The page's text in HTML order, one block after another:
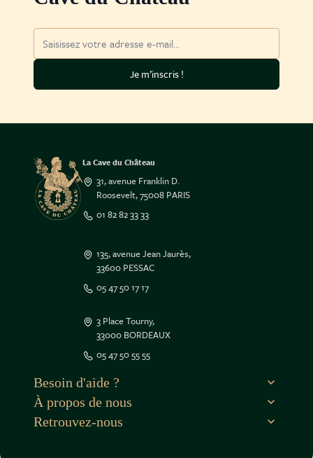
Je m’inscris !
La Cave du Château
31, avenue Franklin D.
Roosevelt, 75008 PARIS
01 82 82 33 33
135, avenue Jean Jaurès,
33600 PESSAC
05 47 50 17 17
3 Place Tourny,
33000 BORDEAUX
05 47 50 55 55
Besoin d'aide ?
À propos de nous
Retrouvez-nous